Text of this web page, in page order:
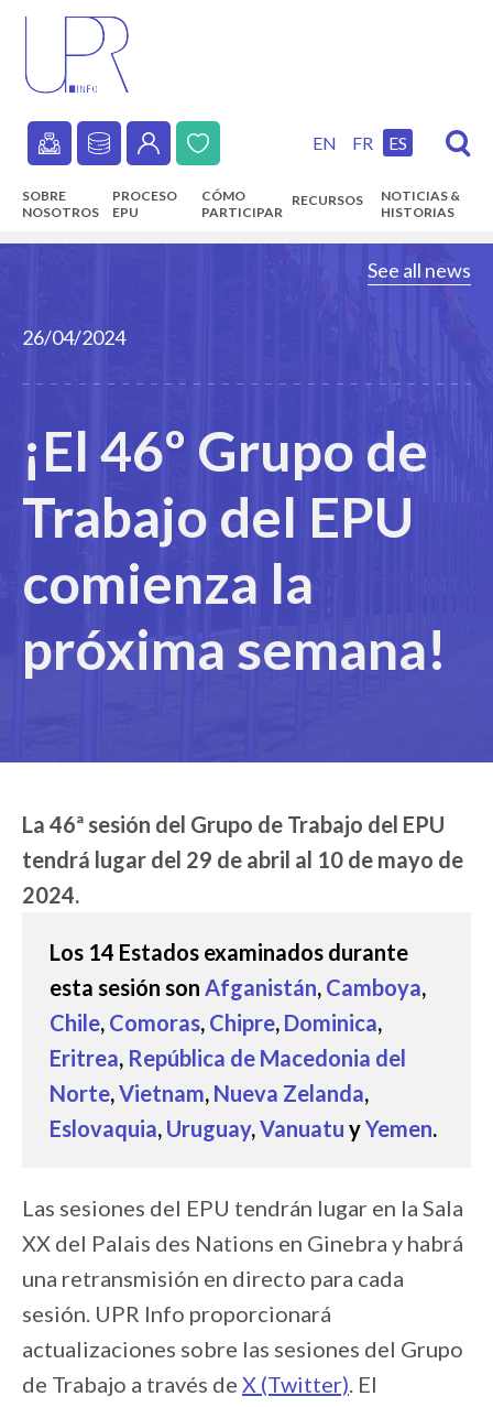
content
Secondary
navigation
EN FR ES
Main
SOBRE
NOSOTROS
PROCESO
EPU
CÓMO
PARTICIPAR
RECURSOS
NOTICIAS &
HISTORIAS
See all news
26/04/2024
¡El 46º Grupo de
Trabajo del EPU
comienza la
próxima semana!
La 46ª sesión del Grupo de Trabajo del EPU
tendrá lugar del 29 de abril al 10 de mayo de
2024.
Los 14 Estados examinados durante
esta sesión son Afganistán, Camboya,
Chile, Comoras, Chipre, Dominica,
Eritrea, República de Macedonia del
Norte,Vietnam, Nueva Zelanda,
Eslovaquia, Uruguay,Vanuatu yYemen.
Las sesiones del EPU tendrán lugar en la Sala
XX del Palais des Nations en Ginebra y habrá
una retransmisión en directo para cada
sesión. UPR Info proporcionará
actualizaciones sobre las sesiones del Grupo
de Trabajo a través de X (Twitter). El